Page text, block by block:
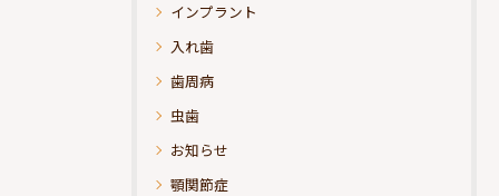
インプラント
入れ歯
歯周病
虫歯
お知らせ
顎関節症